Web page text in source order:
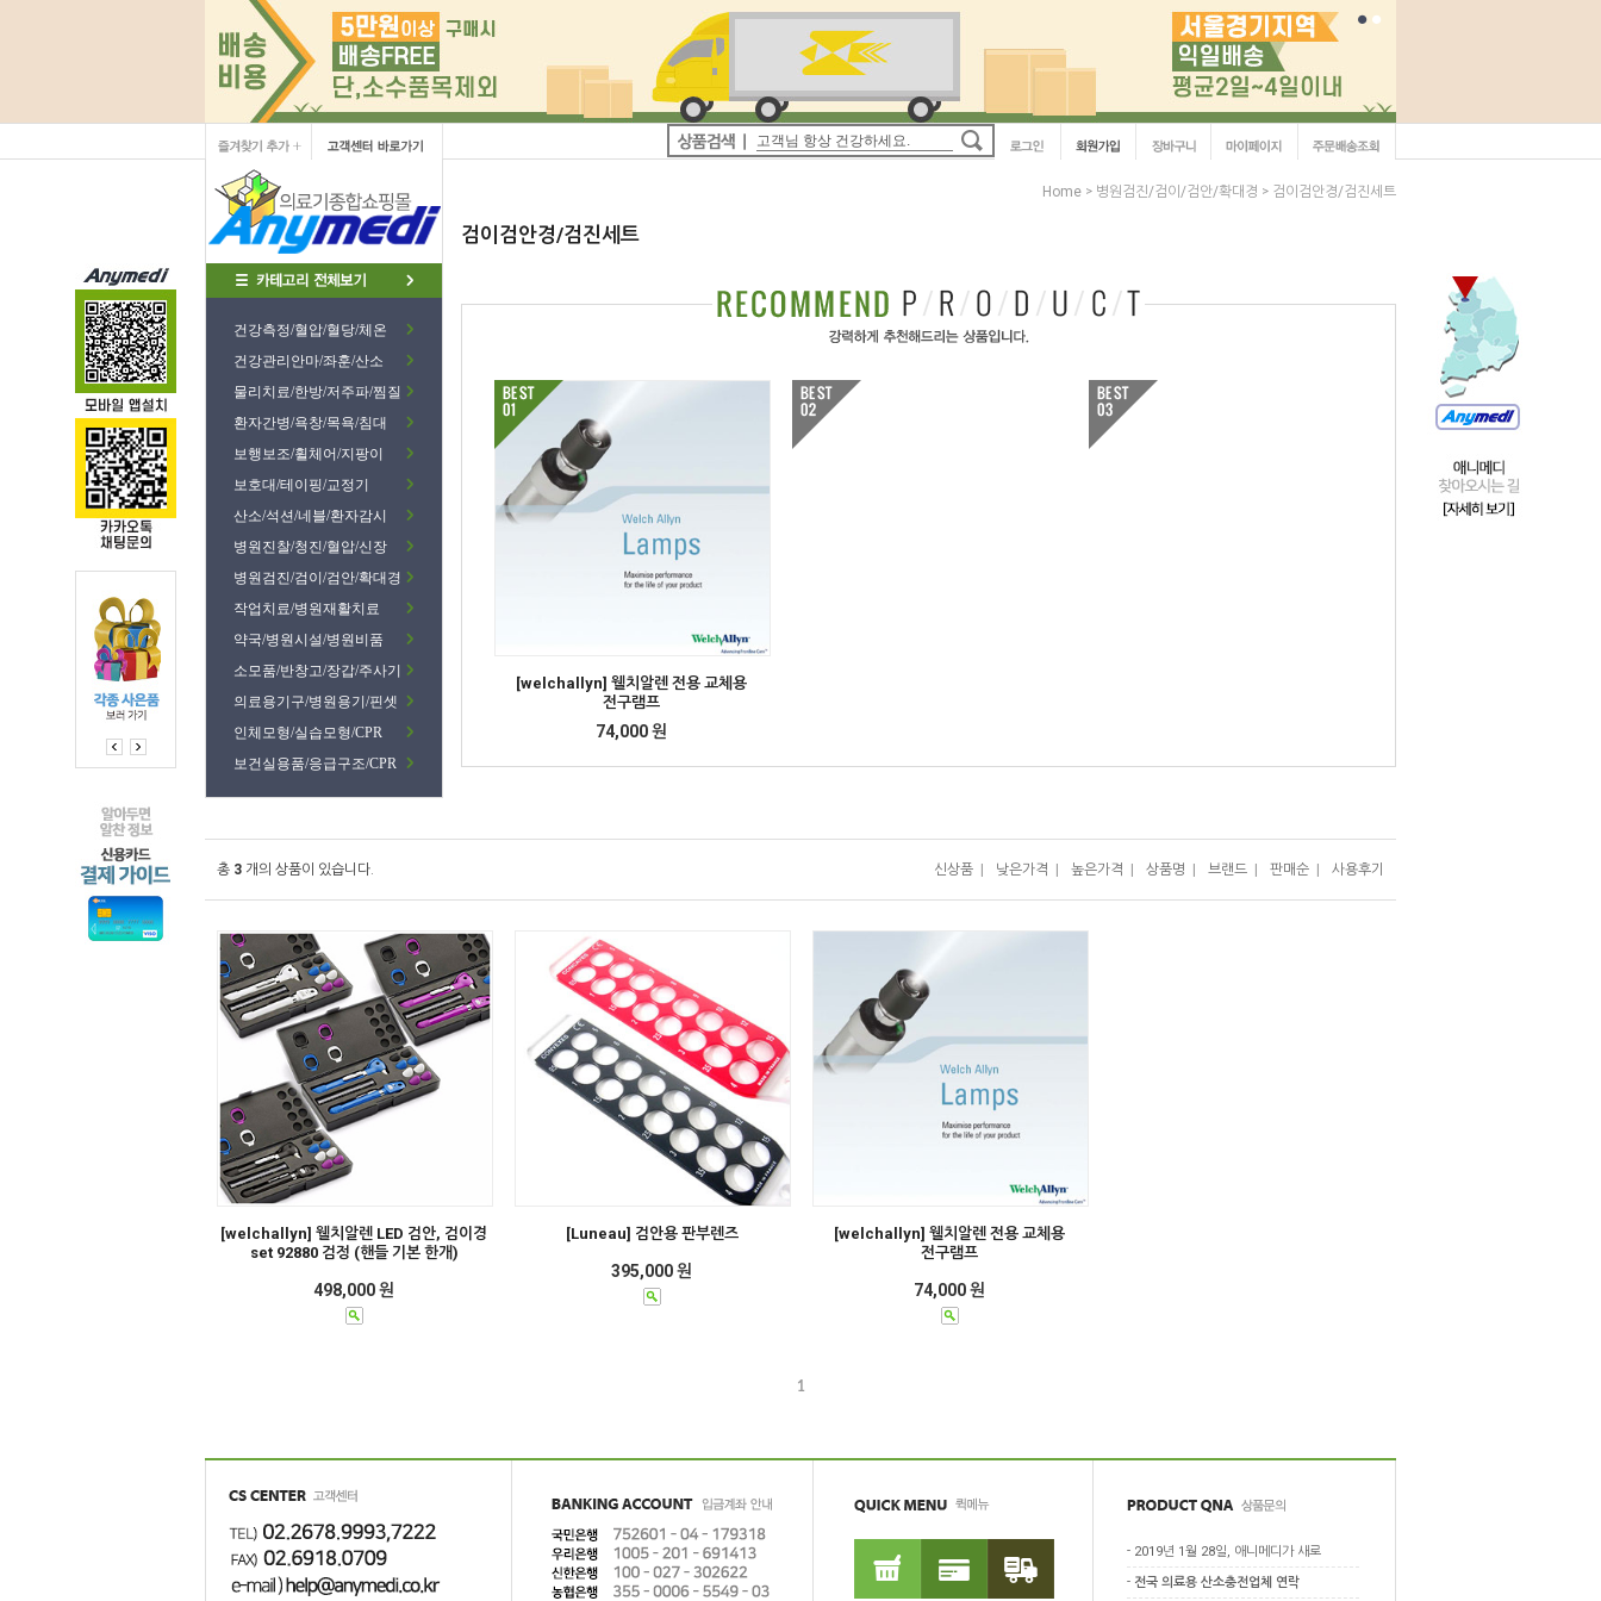
건강측정/혈압/혈당/체온
건강관리안마/좌훈/산소
물리치료/한방/저주파/찜질
환자간병/욕창/목욕/침대
보행보조/휠체어/지팡이
보호대/테이핑/교정기
산소/석션/네블/환자감시
병원진찰/청진/혈압/신장
병원검진/검이/검안/확대경
작업치료/병원재활치료
약국/병원시설/병원비품
소모품/반창고/장갑/주사기
의료용기구/병원용기/핀셋
인체모형/실습모형/CPR
보건실용품/응급구조/CPR
Home > 병원검진/검이/검안/확대경 > 검이검안경/검진세트
검이검안경/검진세트
[welchallyn] 웰치알렌 전용 교체용
전구램프
74,000 원
총 3 개의 상품이 있습니다. 신상품 낮은가격 높은가격 상품명 브랜드 판매순 사용후기
[welchallyn] 웰치알렌 LED 검안, 검이경
set 92880 검정 (핸들 기본 한개)
498,000 원
[Luneau] 검안용 판부렌즈
395,000 원
[welchallyn] 웰치알렌 전용 교체용
전구램프
74,000 원
1
- 2019년 1월 28일, 애니메디가 새로
- 전국 의료용 산소충전업체 연락